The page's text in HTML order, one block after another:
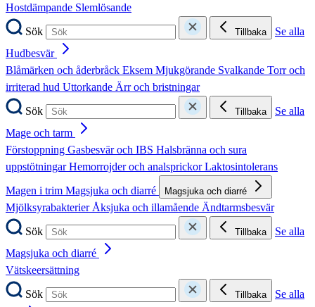
Hostdämpande Slemlösande
Sök
Tillbaka
Se alla
Hudbesvär
Blåmärken och åderbråck Eksem Mjukgörande Svalkande Torr och
irriterad hud Uttorkande Ärr och bristningar
Sök
Tillbaka
Se alla
Mage och tarm
Förstoppning Gasbesvär och IBS Halsbränna och sura
uppstötningarHemorrojder och analsprickorLaktosintolerans
Magen i trim Magsjuka och diarré Magsjuka och diarré
MjölksyrabakterierÅksjuka och illamående Ändtarmsbesvär
Sök
Tillbaka
Se alla
Magsjuka och diarré
Vätskeersättning
Sök
Tillbaka
Se alla